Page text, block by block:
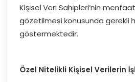
Kişisel Veri Sahipleri’nin
gözetilmesi konusunda gerekli
göstermektedir.
Özel Nitelikli Kişisel Verilerin